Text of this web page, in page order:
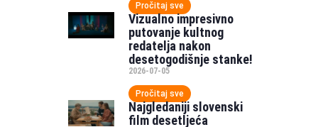
Pročitaj sve
Vizualno impresivno
putovanje kultnog
redatelja nakon
desetogodišnje stanke!
2026-07-05
Pročitaj sve
Najgledaniji slovenski
film desetljeća